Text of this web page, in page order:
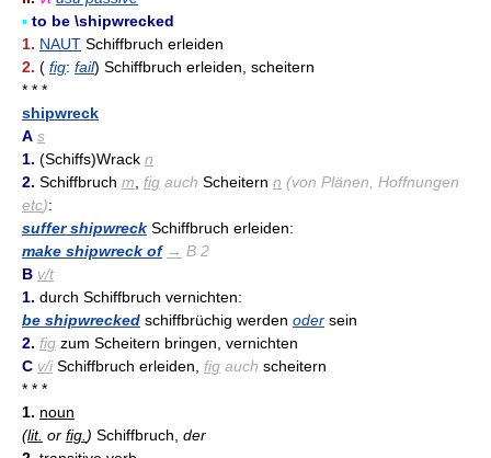
▪ to be \shipwrecked
1. NAUT Schiffbruch erleiden
2. ( fig: fail) Schiffbruch erleiden, scheitern
* * *
shipwreck
A s
1. (Schiffs)Wrack n
2. Schiffbruch m fig auch Scheitern n (von Plänen, Hoffnungen
etc):
suffer shipwreck Schiffbruch erleiden:
make shipwreck of → B 2
B v/t
1. durch Schiffbruch vernichten:
be shipwrecked schiffbrüchig werden oder sein
2. fig zum Scheitern bringen, vernichten
C v/iSchiffbruch erleiden, fig auch scheitern
* * *
1. noun
(lit. or fig. ) Schiffbruch, der